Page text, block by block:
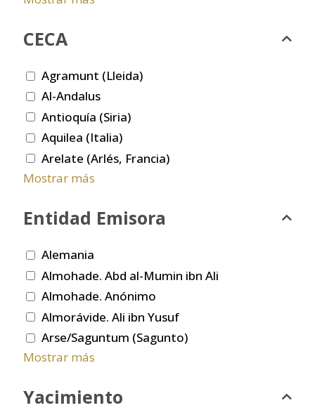
CECA
Agramunt (Lleida)
Al-Andalus
Antioquía (Siria)
Aquilea (Italia)
Arelate (Arlés, Francia)
Mostrar más
Entidad Emisora
Alemania
Almohade. Abd al-Mumin ibn Ali
Almohade. Anónimo
Almorávide. Ali ibn Yusuf
Arse/Saguntum (Sagunto)
Mostrar más
Yacimiento